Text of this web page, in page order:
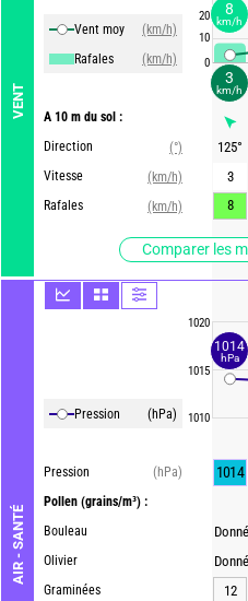
VENT
Vent moy
(km/h)
Rafales
(km/h)
A 10 m du sol :
Direction
(°)
Vitesse
(km/h)
Rafales
(km/h)
Comparer les
AIR - SANTÉ
Pression (hPa)
Pression
(hPa)
Pollen (grains/m³) :
Bouleau
Olivier
Graminées
20
10
0
1020
1015
1010
125°
3
8
1014
12
3
km/h
8
km/h
1014
hPa